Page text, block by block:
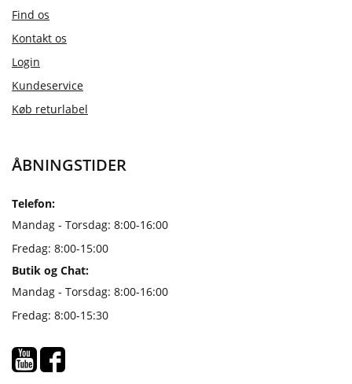
Find os
Kontakt os
Login
Kundeservice
Køb returlabel
ÅBNINGSTIDER
Telefon:
Mandag - Torsdag: 8:00-16:00
Fredag: 8:00-15:00
Butik og Chat:
Mandag - Torsdag: 8:00-16:00
Fredag: 8:00-15:30